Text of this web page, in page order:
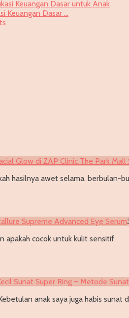
Keuangan Dasar …
Glow di ZAP Clinic The Park
hasilnya awet selama. berbulan-
Supreme Advanced Eye Serum
apakah cocok untuk kulit sensitif
Sunat Super Ring – Metode
anak saya juga habis